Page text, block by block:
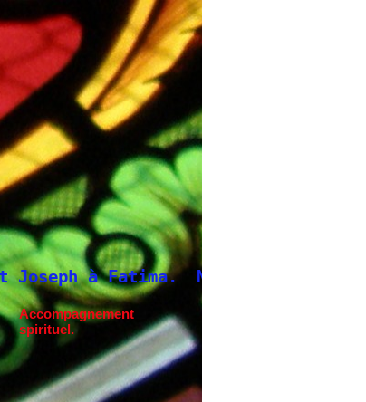
Neuvaine à Saint Joseph
Accompagnement
spirituel.